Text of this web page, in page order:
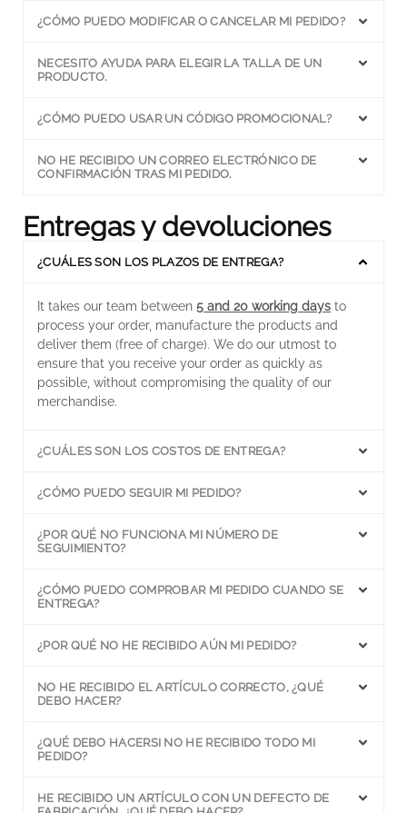
¿CÓMO PUEDO MODIFICAR O CANCELAR MI PEDIDO?
NECESITO AYUDA PARA ELEGIR LA TALLA DE UN
PRODUCTO.
¿CÓMO PUEDO USAR UN CÓDIGO PROMOCIONAL?
NO HE RECIBIDO UN CORREO ELECTRÓNICO DE
CONFIRMACIÓN TRAS MI PEDIDO.
Entregas y devoluciones
¿CUÁLES SON LOS PLAZOS DE ENTREGA?
It takes our team between 5 and 20 working days to
process your order, manufacture the products and
deliver them (free of charge). We do our utmost to
ensure that you receive your order as quickly as
possible, without compromising the quality of our
merchandise.
¿CUÁLES SON LOS COSTOS DE ENTREGA?
¿CÓMO PUEDO SEGUIR MI PEDIDO?
¿POR QUÉ NO FUNCIONA MI NÚMERO DE
SEGUIMIENTO?
¿CÓMO PUEDO COMPROBAR MI PEDIDO CUANDO SE
ENTREGA?
¿POR QUÉ NO HE RECIBIDO AÚN MI PEDIDO?
NO HE RECIBIDO EL ARTÍCULO CORRECTO, ¿QUÉ
DEBO HACER?
¿QUÉ DEBO HACERSI NO HE RECIBIDO TODO MI
PEDIDO?
HE RECIBIDO UN ARTÍCULO CON UN DEFECTO DE